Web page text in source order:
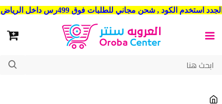
شحن مجاني للطلبات فوق 499رس داخل الرياض . وشحن الي جميع مدن المملكة العربية السعودية